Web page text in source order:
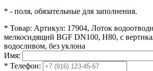
* - поля, обязательные для заполнения.
* Товар: Артикул: 17904, Лоток
мелкосидящий BGF DN100, Н80, с
водосливом, без уклона
Имя:
* Телефон: